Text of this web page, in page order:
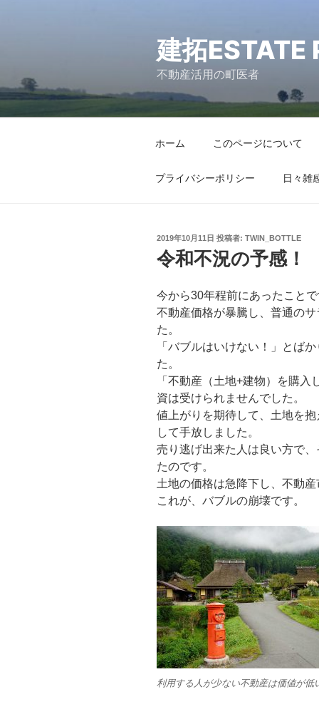
へ
建拓ESTATE
不動産活用の町医者
ホーム このページについて
プライバシーポリシー 日々雑
2019年10月11日 投稿者: TWIN_BOTTLE
令和不況の予感！
今から30年程前にあったことで
不動産価格が暴騰し、普通の
た。
「バブルはいけない！」とば
た。
「不動産（土地+建物）を購
資は受けられませんでした。
値上がりを期待して、土地を
して手放しました。
売り逃げ出来た人は良い方で
たのです。
土地の価格は急降下し、不動
これが、バブルの崩壊です。
利用する人が少ない不動産は価値が低